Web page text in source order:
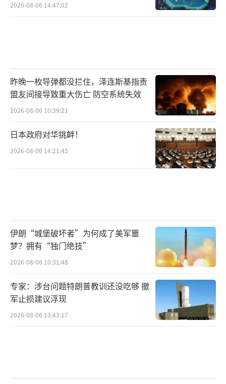
2026-08-06 14:47:02
昨晚一枚导弹都没拦住，泽连斯基指责
盟友间接导致重大伤亡 防空系统失效
2026-08-06 10:39:21
日本政府对华挑衅！
2026-08-06 14:21:45
伊朗“城堡破坏者”为何成了美军噩
梦？拥有“独门绝技”
2026-08-06 10:31:48
专家：涉台问题特朗普教训还没吃够 撤
军止损建议浮现
2026-08-06 13:43:17